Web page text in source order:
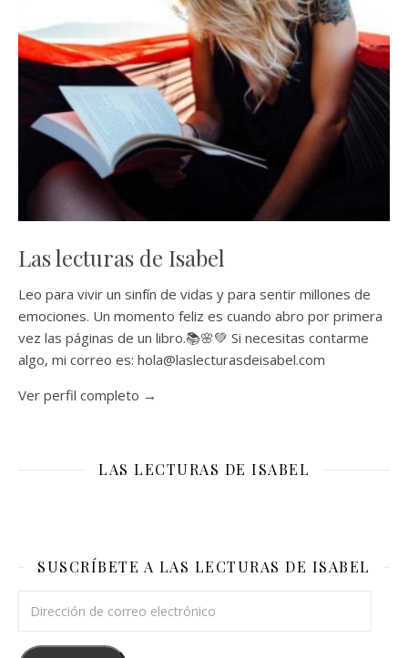
Las lecturas de Isabel
Leo para vivir un sinfín de vidas y para sentir millones de
emociones. Un momento feliz es cuando abro por primera
vez las páginas de un libro.📚🌸💚 Si necesitas contarme
algo, mi correo es: hola@laslecturasdeisabel.com
Ver perfil completo →
LAS LECTURAS DE ISABEL
SUSCRÍBETE A LAS LECTURAS DE ISABEL